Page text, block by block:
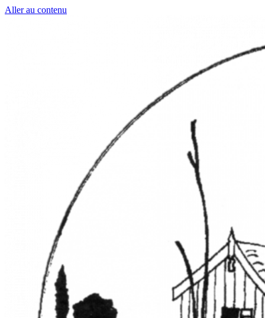
Aller au contenu